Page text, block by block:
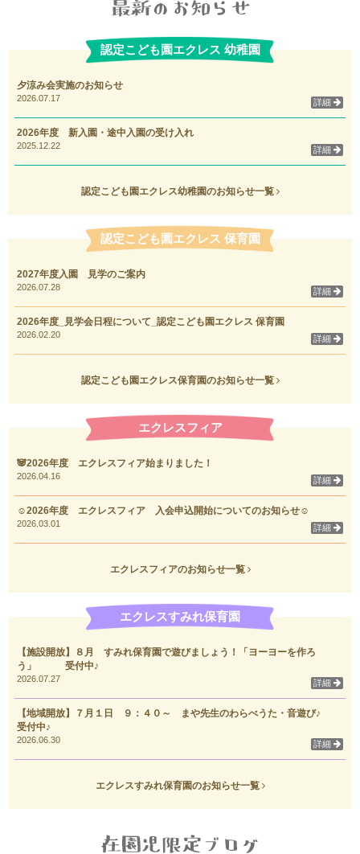
認定こども園エクレス 幼稚園
夕涼み会実施のお知らせ
2026.07.17 詳細
2026年度 新入園・途中入園の受け入れ
2025.12.22 詳細
認定こども園エクレス幼稚園のお知らせ一覧
認定こども園エクレス 保育園
2027年度入園 見学のご案内
2026.07.28 詳細
2026年度_見学会日程について_認定こども園エクレス 保育園
2026.02.20 詳細
認定こども園エクレス保育園のお知らせ一覧
エクレスフィア
🐼2026年度 エクレスフィア始まりました！
2026.04.16 詳細
☺2026年度 エクレスフィア 入会申込開始についてのお知らせ☺
2026.03.01 詳細
エクレスフィアのお知らせ一覧
エクレスすみれ保育園
【施設開放】８月 すみれ保育園で遊びましょう！「ヨーヨーを作ろ
う」 受付中♪
2026.07.27 詳細
【地域開放】７月１日 ９：４０～ まや先生のわらべうた・音遊び♪
受付中♪
2026.06.30 詳細
エクレスすみれ保育園のお知らせ一覧